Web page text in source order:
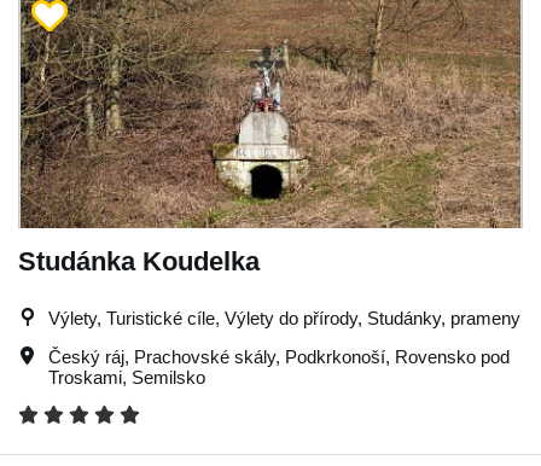
Studánka Koudelka
Výlety, Turistické cíle, Výlety do přírody, Studánky, prameny
Český ráj, Prachovské skály, Podkrkonoší, Rovensko pod
Troskami, Semilsko